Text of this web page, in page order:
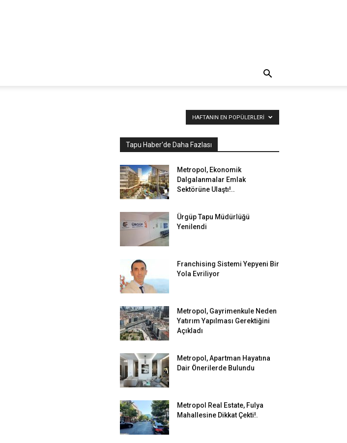
HAFTANIN EN POPÜLERLERI
Tapu Haber'de Daha Fazlası
Metropol, Ekonomik
Dalgalanmalar Emlak
Sektörüne Ulaştı!..
Ürgüp Tapu Müdürlüğü
Yenilendi
Franchising Sistemi Yepyeni Bir
Yola Evriliyor
Metropol, Gayrimenkule Neden
Yatırım Yapılması Gerektiğini
Açıkladı
Metropol, Apartman Hayatına
Dair Önerilerde Bulundu
Metropol Real Estate, Fulya
Mahallesine Dikkat Çekti!.